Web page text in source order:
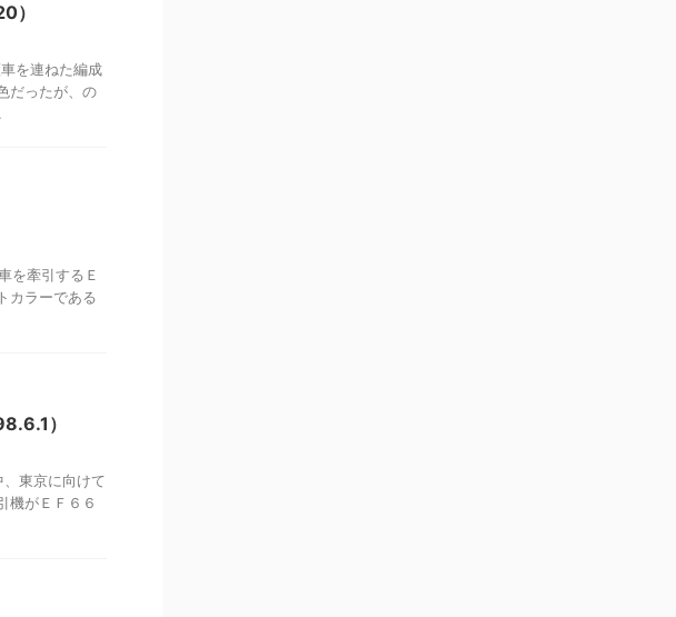
）
を連ねた編成
だったが、の
を牽引するＥ
カラーである
）
東京に向けて
機がＥＦ６６